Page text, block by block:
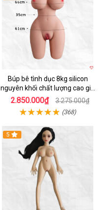
Búp bê tình dục 8kg silicon
nguyên khối chất lượng cao giá
tốt
2.850.000₫ 3.275.000₫
(368)
5